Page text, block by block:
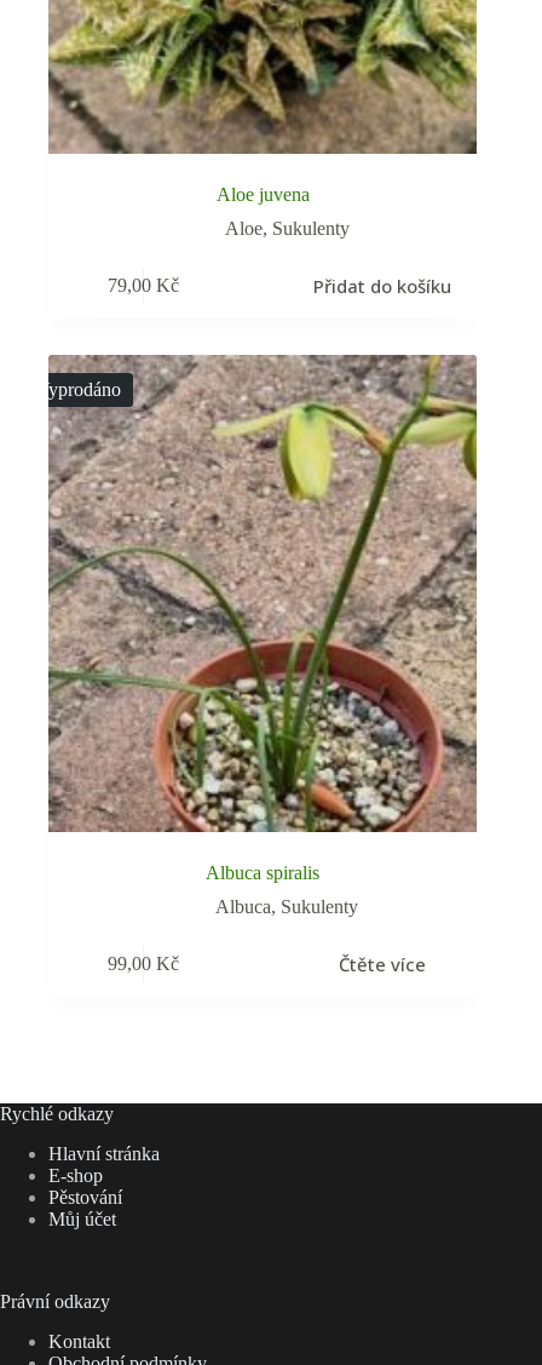
Aloe juvena
Aloe, Sukulenty
79,00Kč Přidat do košíku
Vyprodáno
Albuca spiralis
Albuca, Sukulenty
99,00Kč Čtěte více
Rychlé odkazy
Hlavní stránka
E-shop
Pěstování
Můj účet
Právní odkazy
Kontakt